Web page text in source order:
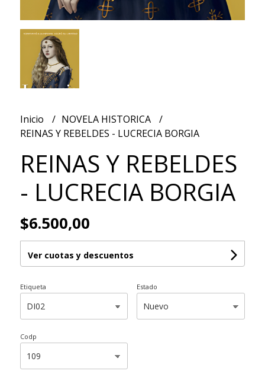
Inicio
NOVELA HISTORICA
REINAS Y REBELDES - LUCRECIA BORGIA
REINAS Y REBELDES
- LUCRECIA BORGIA
$6.500,00
Ver cuotas y descuentos
Etiqueta Estado
Codp